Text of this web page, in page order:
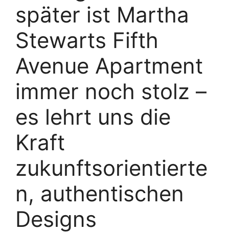
später ist Martha
Stewarts Fifth
Avenue Apartment
immer noch stolz –
es lehrt uns die
Kraft
zukunftsorientierte
n, authentischen
Designs